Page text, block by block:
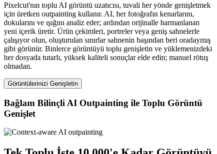
Pixelcut'nın toplu AI görüntü uzatıcısı, tuvali her yönde genişletmek
için üretken outpainting kullanır. AI, her fotoğrafın kenarlarını,
dokularını ve ışığını analiz eder; ardından orijinalle harmanlanan
yeni içerik üretir. Ürün çekimleri, portreler veya geniş sahnelerle
çalışıyor olun, oluşturulan sınırlar sahnenin başından beri oradaymış
gibi görünür. Binlerce görüntüyü toplu genişletin ve yüklemenizdeki
her dosyada tutarlı, yüksek kaliteli sonuçlar elde edin; manuel rötuş
olmadan.
Görüntülerinizi Genişletin
Bağlam Bilinçli AI Outpainting ile Toplu Görüntü
Genişlet